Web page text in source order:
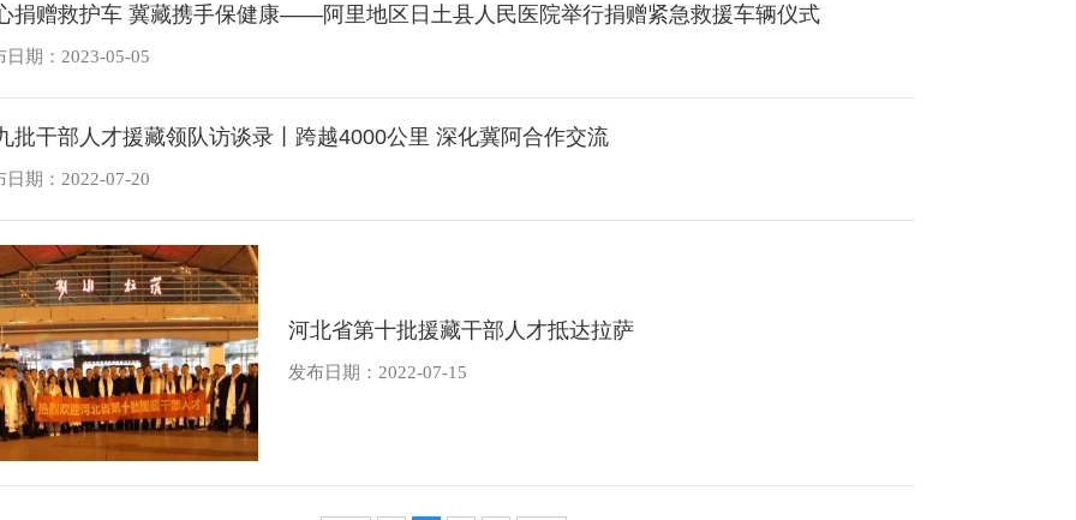
捐赠救护车 冀藏携手保健康——阿里地区日土县人民医院举行捐赠紧急救援车辆仪式
日期：2023-05-05
批干部人才援藏领队访谈录丨跨越4000公里 深化冀阿合作交流
日期：2022-07-20
河北省第十批援藏干部人才抵达拉萨
发布日期：2022-07-15